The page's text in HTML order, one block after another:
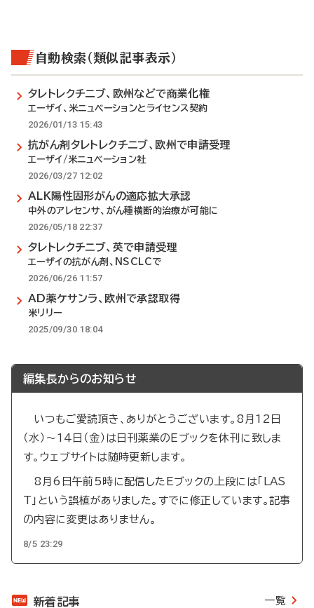
自動検索（類似記事表示）
タレトレクチニブ、欧州などで商業化権
エーザイ、米ニュベーションとライセンス契約
2026/01/13 15:43
抗がん剤タレトレクチニブ、欧州で申請受理
エーザイ/米ニュベーション社
2026/03/27 12:02
ALK陽性固形がんの適応拡大承認
中外のアレセンサ、がん種横断的治療が可能に
2026/05/18 22:37
タレトレクチニブ、英で申請受理
エーザイの抗がん剤、NSCLCで
2026/06/26 11:57
AD薬ケサンラ、欧州で承認取得
米リリー
2025/09/30 18:04
編集長からのお知らせ
いつもご愛読頂き、ありがとうございます。8月12日
（水）～14日（金）は日刊薬業のEブックを休刊に致しま
す。ウェブサイトは随時更新します。
8月6日午前5時に配信したEブックの上段には「LAS
T」という誤植がありました。すでに修正しています。記事
の内容に変更はありません。
8/5 23:29
新着記事 一覧